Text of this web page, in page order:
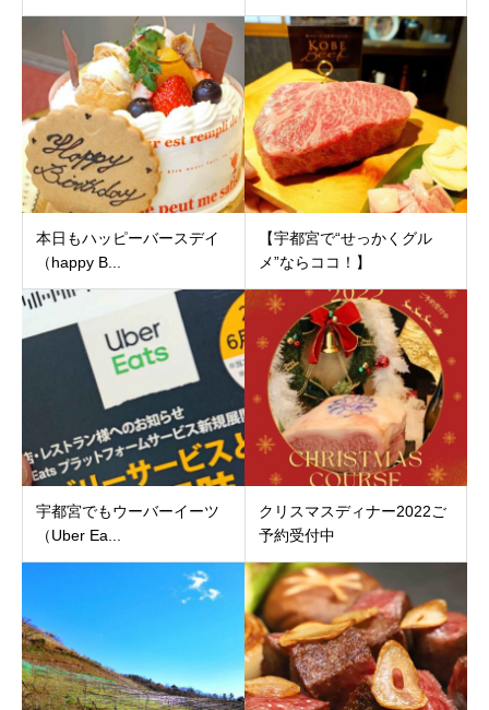
本日もハッピーバースデイ
（happy B...
【宇都宮で“せっかくグル
メ”ならココ！】
宇都宮でもウーバーイーツ
（Uber Ea...
クリスマスディナー2022ご
予約受付中